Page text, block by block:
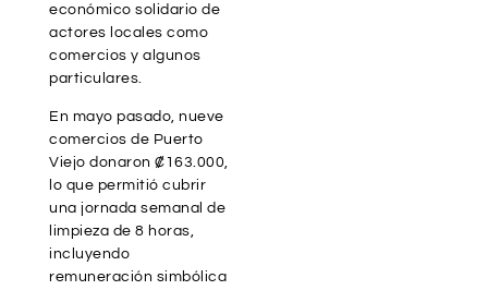
económico solidario de
actores locales como
comercios y algunos
particulares.
En mayo pasado, nueve
comercios de Puerto
Viejo donaron ₡163.000,
lo que permitió cubrir
una jornada semanal de
limpieza de 8 horas,
incluyendo
remuneración simbólica